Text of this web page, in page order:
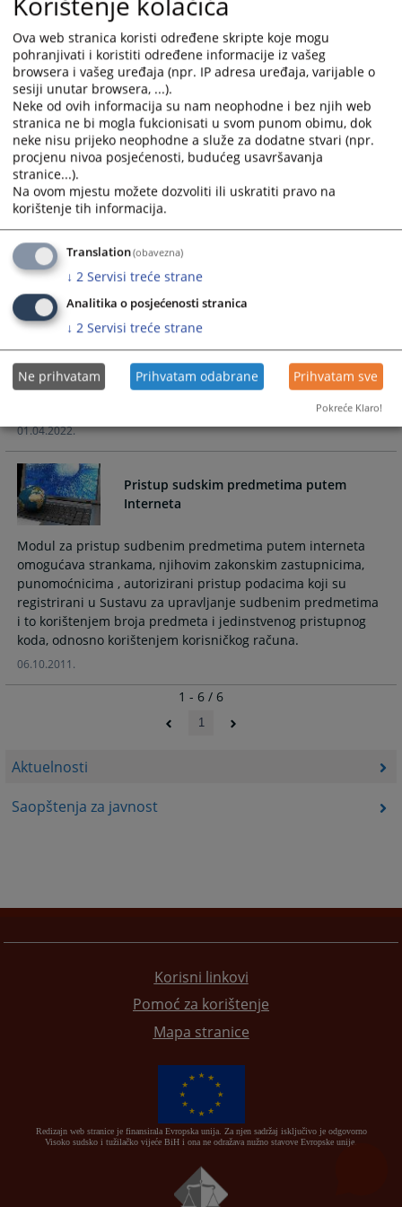
Aktuelnosti
Saopštenja za javnost
Sedmica sudske nagodbe od 19. do 30.
maja 2025. godine
Sedmica sudske nagodbe u Okruznom privrednom sudu u
Trebinju od 19. do 30. maja 2025.godine
20.05.2025.
Akcioni plan za provođenje strategije
unapređenja rodne ravnoprvnosti u
pravosuđu BiH
Akcioni plan za provođenje strategije unapređenja rodne
ravnoprvnosti u pravosuđu BiH
29.01.2025.
Javni poziv za dostavljanje ponuda
Javni poziv za dostavljanje ponuda za nabavku usluga pranja
01.04.2022.
Pristup sudskim predmetima putem
Interneta
Modul za pristup sudbenim predmetima putem interneta
omogućava strankama, njihovim zakonskim zastupnicima,
punomoćnicima , autorizirani pristup podacima koji su
registrirani u Sustavu za upravljanje sudbenim predmetima
i to korištenjem broja predmeta i jedinstvenog pristupnog
koda, odnosno korištenjem korisničkog računa.
06.10.2011.
1 - 6 / 6
1
Korisni linkovi
Pomoć za korištenje
Mapa stranice
Redizajn web stranice je finansirala Evropska unija. Za njen sadržaj isključivo je odgovorno
Visoko sudsko i tužilačko vijeće BiH i ona ne odražava nužno stavove Evropske unije.
Ova web stranica koristi određene skripte koje mogu
pohranjivati i koristiti određene informacije iz vašeg
browsera i vašeg uređaja (npr. IP adresa uređaja, varijable o
sesiji unutar browsera, ...).
Neke od ovih informacija su nam neophodne i bez njih web
stranica ne bi mogla fukcionisati u svom punom obimu, dok
neke nisu prijeko neophodne a služe za dodatne stvari (npr.
procjenu nivoa posjećenosti, budućeg usavršavanja
stranice...).
Na ovom mjestu možete dozvoliti ili uskratiti pravo na
korištenje tih informacija.
Translation(obavezna)
↓ 2 Servisi treće strane
Analitika o posjećenosti stranica
↓ 2 Servisi treće strane
Ne prihvatam Prihvatam odabrane Prihvatam sve
Pokreće Klaro!